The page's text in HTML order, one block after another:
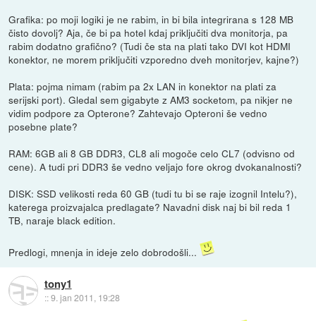
Grafika: po moji logiki je ne rabim, in bi bila integrirana s 128 MB
čisto dovolj? Aja, če bi pa hotel kdaj priključiti dva monitorja, pa
rabim dodatno grafično? (Tudi če sta na plati tako DVI kot HDMI
konektor, ne morem priključiti vzporedno dveh monitorjev, kajne?)
Plata: pojma nimam (rabim pa 2x LAN in konektor na plati za
serijski port). Gledal sem gigabyte z AM3 socketom, pa nikjer ne
vidim podpore za Opterone? Zahtevajo Opteroni še vedno
posebne plate?
RAM: 6GB ali 8 GB DDR3, CL8 ali mogoče celo CL7 (odvisno od
cene). A tudi pri DDR3 še vedno veljajo fore okrog dvokanalnosti?
DISK: SSD velikosti reda 60 GB (tudi tu bi se raje izognil Intelu?),
katerega proizvajalca predlagate? Navadni disk naj bi bil reda 1
TB, naraje black edition.
Predlogi, mnenja in ideje zelo dobrodošli...
tony1
::9. jan 2011, 19:28